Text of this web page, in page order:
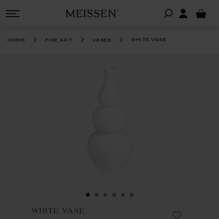
home fine art vases white vase
WHITE VASE